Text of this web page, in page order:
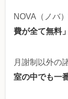
NOVA（ノバ）
費が全て無料
月謝制以外の
室の中でも一